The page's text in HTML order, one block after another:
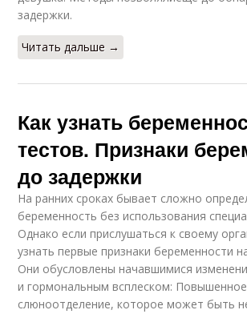
задержки.
Читать дальше →
Как узнать
тестов. Признаки
до задержки
На ранних сроках бывает сложно
беременность без использования
Однако если прислушаться к своему
узнать первые признаки беременности
Они обусловлены начавшимися
и гормональным всплеском: Повышенное
слюноотделение, которое может быть